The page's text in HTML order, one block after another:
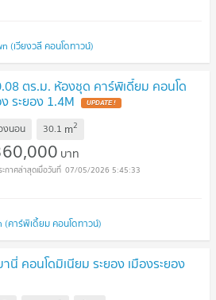
(เวียงวลี คอนโดทาวน์)
ตร.ม. ห้องชุด คาร์พิเดี้ยม คอนโด
ระยอง 1.4M
งนอน 30.1 m2
บาท
07/05/2026 5:45:33
(คาร์พิเดี้ยม คอนโดทาวน์)
นี่ คอนโดมิเนียม ระยอง เมืองระยอง